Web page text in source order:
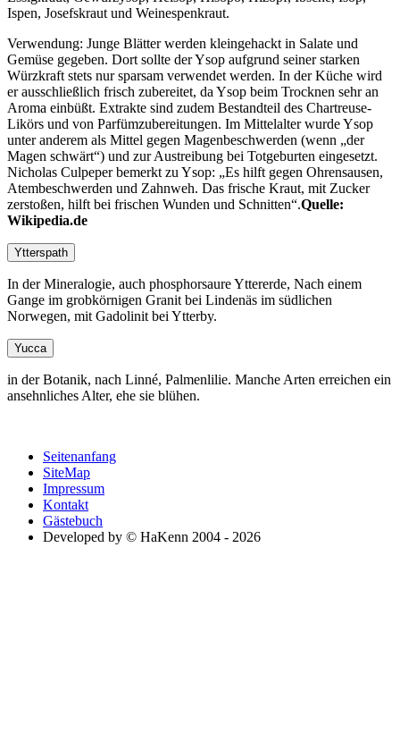
Ispen, Josefskraut und Weinespenkraut.
Verwendung: Junge Blätter werden kleingehackt in Salate und
Gemüse gegeben. Dort sollte der Ysop aufgrund seiner starken
Würzkraft stets nur sparsam verwendet werden. In der Küche wird
er ausschließlich frisch zubereitet, da Ysop beim Trocknen sehr an
Aroma einbüßt. Extrakte sind zudem Bestandteil des Chartreuse-
Likörs und von Parfümzubereitungen. Im Mittelalter wurde Ysop
unter anderem als Mittel gegen Magenbeschwerden (wenn
der
Magen schwärt ) und zur Austreibung bei Totgeburten eingesetzt.
Nicholas Culpeper bemerkt zu Ysop:
Es hilft gegen Ohrensausen,
Atembeschwerden und Zahnweh. Das frische Kraut, mit Zucker
zerstoßen, hilft bei frischen Wunden und Schnitten .Quelle:
Wikipedia.de
Ytterspath
In der Mineralogie, auch phosphorsaure Yttererde, Nach einem
Gange im grobkörnigen Granit bei Lindenäs im südlichen
Norwegen, mit Gadolinit bei Ytterby.
Yucca
in der Botanik, nach Linné, Palmenlilie. Manche Arten erreichen ein
ansehnliches Alter, ehe sie blühen.
Seitenanfang
SiteMap
Impressum
Kontakt
Gästebuch
Developed by © HaKenn 2004 - 2026